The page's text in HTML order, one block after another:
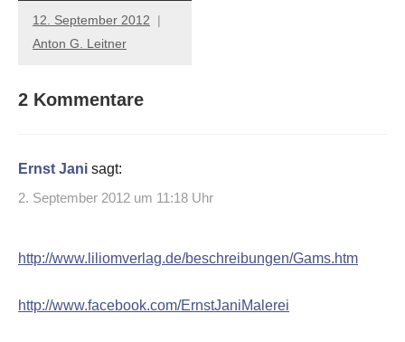
12. September 2012
Anton G. Leitner
2 Kommentare
Ernst Jani sagt:
2. September 2012 um 11:18 Uhr
http://www.liliomverlag.de/beschreibungen/Gams.htm
http://www.facebook.com/ErnstJaniMalerei